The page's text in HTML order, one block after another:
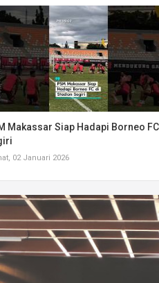
Makassar Siap Hadapi Borneo
02 Januari 2026